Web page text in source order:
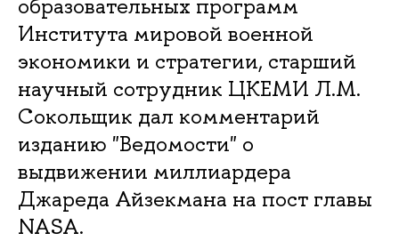
образовательных программ
Института мировой военной
экономики и стратегии, старший
научный сотрудник ЦКЕМИ Л.М.
Сокольщик дал комментарий
изданию "Ведомости" о
выдвижении миллиардера
Джареда Айзекмана на пост главы
NASA.